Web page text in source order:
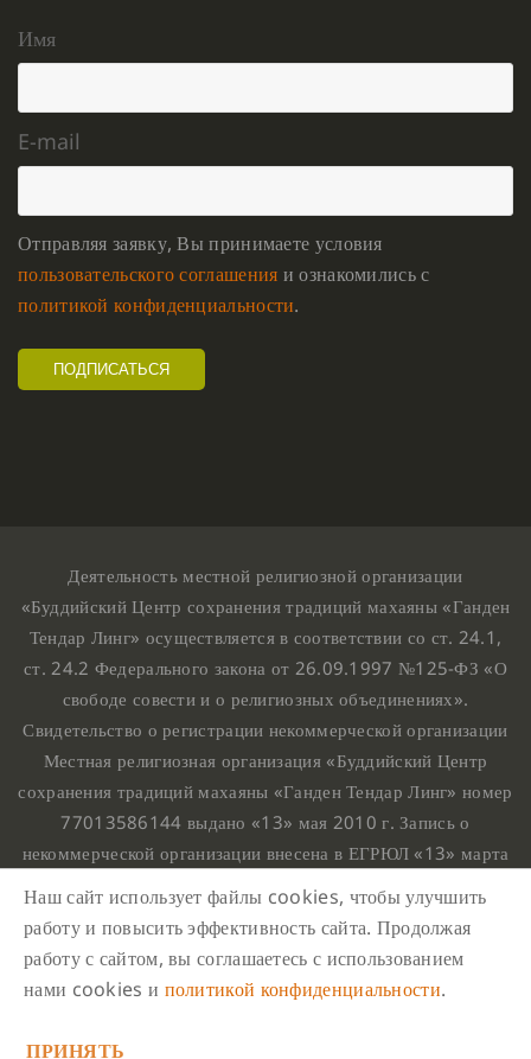
Имя
E-mail
Отправляя заявку, Вы принимаете условия
пользовательского соглашения и ознакомились с
политикой конфиденциальности.
Деятельность местной религиозной организации
«Буддийский Центр сохранения традиций махаяны «Ганден
Тендар Линг» осуществляется в соответствии со ст. 24.1,
ст. 24.2 Федерального закона от 26.09.1997 №125-ФЗ «О
свободе совести и о религиозных объединениях».
Свидетельство о регистрации некоммерческой организации
Местная религиозная организация «Буддийский Центр
сохранения традиций махаяны «Ганден Тендар Линг» номер
77013586144 выдано «13» мая 2010 г. Запись о
некоммерческой организации внесена в ЕГРЮЛ «13» марта
номером 1107799015708.
Ганден Тендар Линг © 2020 Все права защищены
Наш адрес : г. Москва, Нахимовский проспект, 32. Этаж
10, каб.1023,
Наш сайт использует файлы cookies, чтобы улучшить
работу и повысить эффективность сайта. Продолжая
работу с сайтом, вы соглашаетесь с использованием
нами cookies и политикой конфиденциальности.
ПРИНЯТЬ